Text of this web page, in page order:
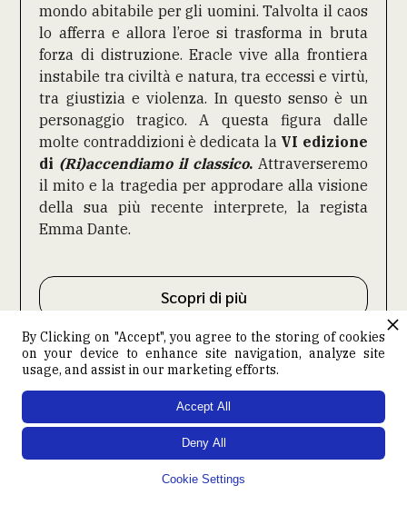
mondo abitabile per gli uomini. Talvolta il caos
lo afferra e allora l’eroe si trasforma in bruta
forza di distruzione. Eracle vive alla frontiera
instabile tra civiltà e natura, tra eccessi e virtù,
tra giustizia e violenza. In questo senso è un
personaggio tragico. A questa figura dalle
molte contraddizioni è dedicata la VI edizione
di (Ri)accendiamo il classico. Attraverseremo
il mito e la tragedia per approdare alla visione
della sua più recente interprete, la regista
Emma Dante.
Scopri di più
By Clicking on "Accept", you agree to the storing of cookies
on your device to enhance site navigation, analyze site
usage, and assist in our marketing efforts.
Cookie Settings
Deny All
Accept All